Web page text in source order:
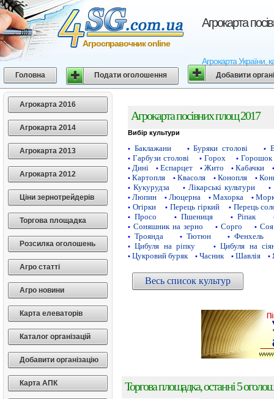
Агрокарта
Агрокарта України,
Агросправочник online
Головна Подати оголошення Добавити
Агрокарта 2016
Агрокарта 2014
Агрокарта 2013
Агрокарта 2012
Ціни зернотрейдерів
Торгова площадка
Розсилка оголошень
Агро статті
Агро новини
Карта елеваторів
Каталог організацій
Добавити організацію
Карта АПК
Агрокарта посівних площ 2017
Вибір культури
• Баклажани • Буряки столові •
• Гарбузи столові • Горох • Горошок
• Дині • Еспарцет • Жито • Кабачки
•
• Картопля • Квасоля • Конопля •
• Кукурудза • Лікарські культури
•
• Люпин • Люцерна • Махорка •
• Огірки • Перець гіркий • Перець
• Просо • Пшениця • Ріпак
• Соняшник на зерно • Сорго • Соя
• Троянда • Тютюн • Фенхель
• Цибуля на ріпку • Цибуля на
• Цукровий буряк • Часник • Шавлія •
Весь список культур
Торгова площадка, останні 5